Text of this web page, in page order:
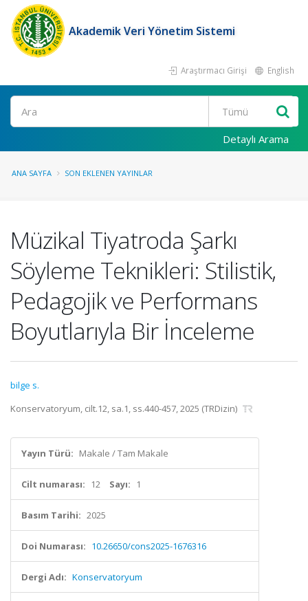
Akademik Veri Yönetim Sistemi
Araştırmacı Girişi English
Ara
Detaylı Arama
ANA SAYFA SON EKLENEN YAYINLAR
Müzikal Tiyatroda Şarkı
Söyleme Teknikleri: Stilistik,
Pedagojik ve Performans
Boyutlarıyla Bir İnceleme
bilge s.
Konservatoryum, cilt.12, sa.1, ss.440-457, 2025 (TRDizin)
Yayın Türü: Makale / Tam Makale
Cilt numarası: 12 Sayı: 1
Basım Tarihi: 2025
Doi Numarası: 10.26650/cons2025-1676316
Dergi Adı: Konservatoryum